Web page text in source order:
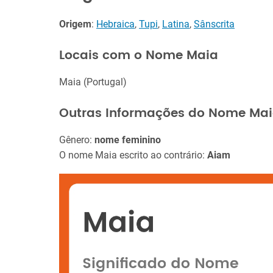
Origem: Hebraica, Tupi, Latina, Sânscrita
Locais com o Nome Maia
Maia (Portugal)
Outras Informações do Nome
Gênero: nome feminino
O nome Maia escrito ao contrário: Aiam